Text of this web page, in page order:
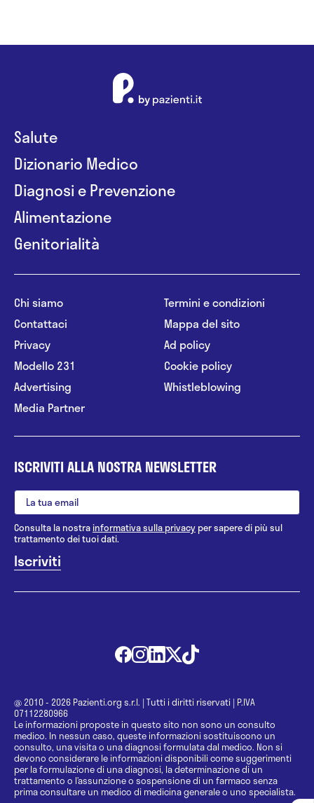
Salute
Dizionario Medico
Diagnosi e Prevenzione
Alimentazione
Genitorialità
Chi siamo
Contattaci
Privacy
Modello 231
Advertising
Media Partner
Termini e condizioni
Mappa del sito
Ad policy
Cookie policy
Whistleblowing
ISCRIVITI ALLA NOSTRA NEWSLETTER
Consulta la nostrainformativa sulla privacy per sapere di più sul
trattamento dei tuoi dati.
@ 2010 - 2026 Pazienti.org s.r.l. | Tutti i diritti riservati | P.IVA
07112280966
Le informazioni proposte in questo sito non sono un consulto
medico. In nessun caso, queste informazioni sostituiscono un
consulto, una visita o una diagnosi formulata dal medico. Non si
devono considerare le informazioni disponibili come suggerimenti
per la formulazione di una diagnosi, la determinazione di un
trattamento o l’assunzione o sospensione di un farmaco senza
prima consultare un medico di medicina generale o uno specialista.